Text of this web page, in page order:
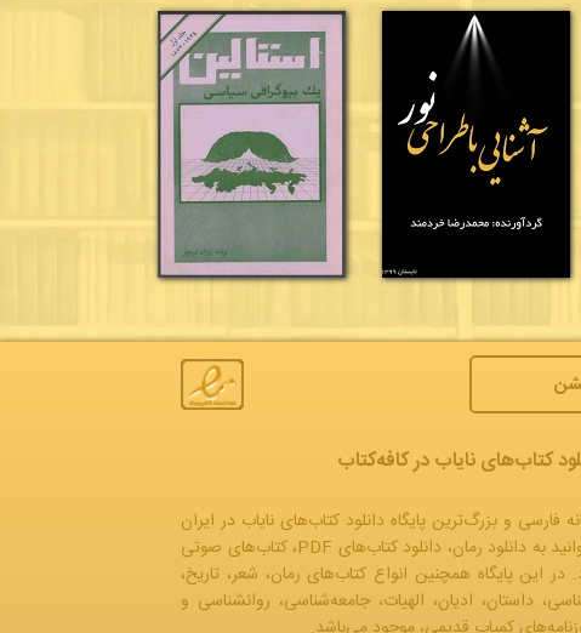
کتاب‌های نایاب در کافه‌کتاب
فارسی و بزرگ‌ترین پایگاه دانلود کتاب‌های نایاب در ایران
به دانلود رمان، دانلود کتاب‌های PDF،
کتاب‌های صوتی
در این پایگاه همچنین انواع کتاب‌های رمان، شعر، تاریخ،
داستان، ادیان، الهیات، جامعه‌شناسی، روانشناسی و